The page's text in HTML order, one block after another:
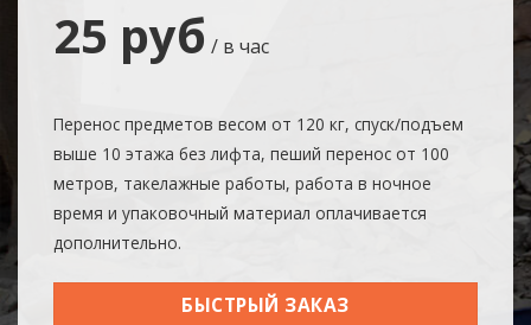
25 руб / в час
Перенос предметов весом от 120 кг, спуск/подъем
выше 10 этажа без лифта, пеший перенос от 100
метров, такелажные работы, работа в ночное
время и упаковочный материал оплачивается
дополнительно.
БЫСТРЫЙ ЗАКАЗ